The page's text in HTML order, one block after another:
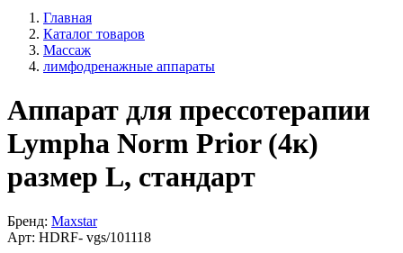
Главная
Каталог товаров
Массаж
лимфодренажные аппараты
Аппарат для прессотерапии
Lympha Norm Prior (4к)
размер L, стандарт
Бренд: Maxstar
Арт: HDRF- vgs/101118